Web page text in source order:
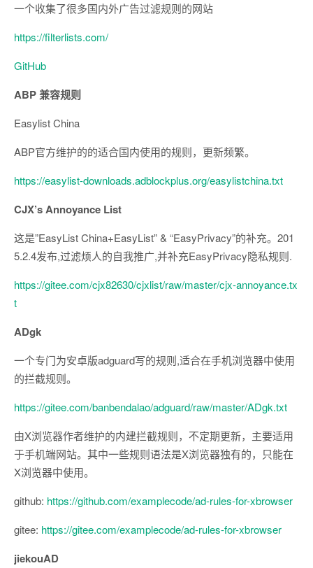
一个收集了很多国内外广告过滤规则的网站
https://filterlists.com/
GitHub
ABP 兼容规则
Easylist China
ABP官方维护的的适合国内使用的规则，更新频繁。
https://easylist-downloads.adblockplus.org/easylistchina.txt
CJX’s Annoyance List
这是”EasyList China+EasyList” & “EasyPrivacy”的补充。201
5.2.4发布,过滤烦人的自我推广,并补充EasyPrivacy隐私规则.
https://gitee.com/cjx82630/cjxlist/raw/master/cjx-annoyance.tx
t
ADgk
一个专门为安卓版adguard写的规则,适合在手机浏览器中使用
的拦截规则。
https://gitee.com/banbendalao/adguard/raw/master/ADgk.txt
由X浏览器作者维护的内建拦截规则，不定期更新，主要适用
于手机端网站。其中一些规则语法是X浏览器独有的，只能在
X浏览器中使用。
github: https://github.com/examplecode/ad-rules-for-xbrowser
gitee: https://gitee.com/examplecode/ad-rules-for-xbrowser
jiekouAD